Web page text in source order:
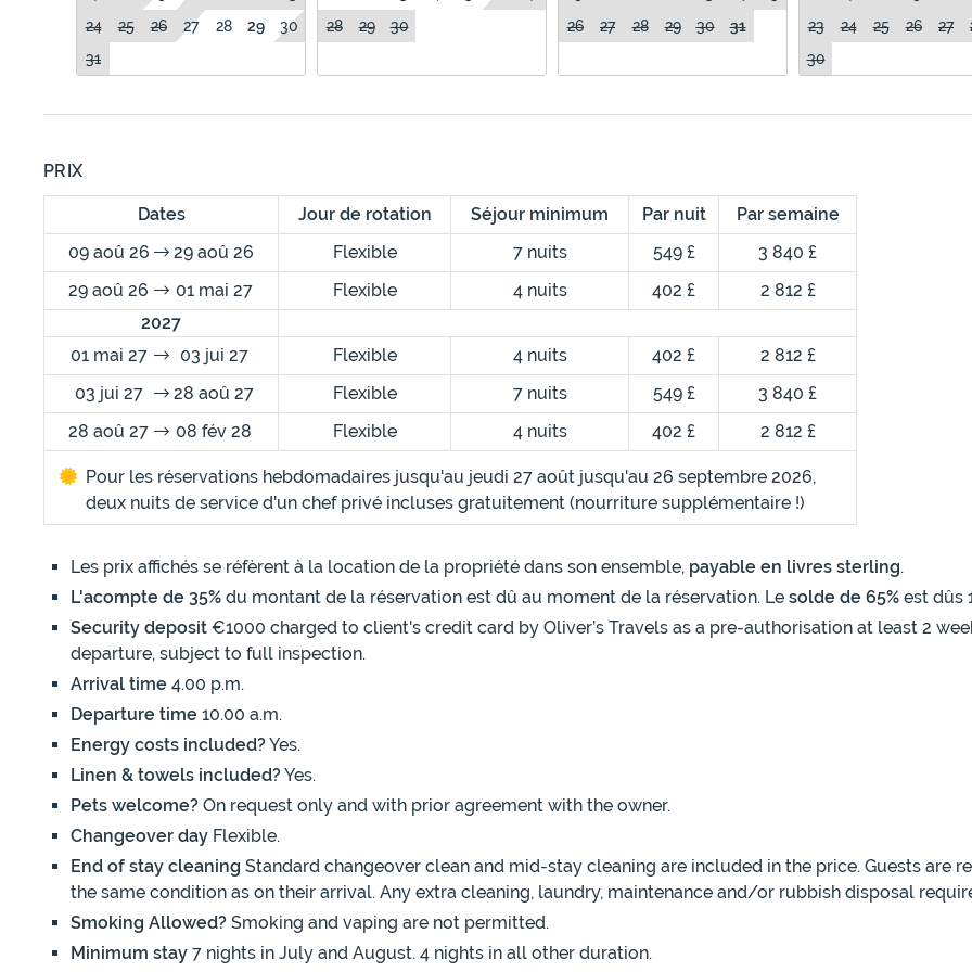
24
25 26 27 28 29
30
31
28
29 30
26
27 28 29 30 31
23
24 25 26 27
30
PRIX
Dates Jour de rotation Séjour minimum Par nuit
Par semaine
09 aoû 26
29 aoû 26 Flexible 7 nuits 549 £
3 840 £
29 aoû 26
01 mai 27 Flexible 4 nuits 402 £
2 812 £
2027
01 mai 27
03 jui 27 Flexible 4 nuits 402 £
2 812 £
03 jui 27
28 aoû 27 Flexible 7 nuits 549 £
3 840 £
28 aoû 27
08 fév 28 Flexible 4 nuits 402 £ 2 812 £
Pour les réservations hebdomadaires jusqu'au jeudi 27 août jusqu'au 26 septembre 2026,
deux nuits de service d'un chef privé incluses gratuitement (nourriture supplémentaire !)
Les prix affichés se réfèrent à la location de la propriété dans son ensemble, payable en livres sterling.
L'acompte de 35% du montant de la réservation est dû au moment de la réservation. Le solde de 65% est dûs
Security deposit €1000 charged to client's credit card by Oliver’s Travels as a pre-authorisation at least 2
departure, subject to full inspection.
Arrival time 4.00 p.m.
Departure time 10.00 a.m.
Energy costs included?Yes.
Linen & towels included?Yes.
Pets welcome? On request only and with prior agreement with the owner.
Changeover day Flexible.
End of stay cleaning Standard changeover clean and mid-stay cleaning are included in the price. Guests are
the same condition as on their arrival. Any extra cleaning, laundry, maintenance and/or rubbish disposal
Smoking Allowed? Smoking and vaping are not permitted.
Minimum stay 7 nights in July and August. 4 nights in all other duration.